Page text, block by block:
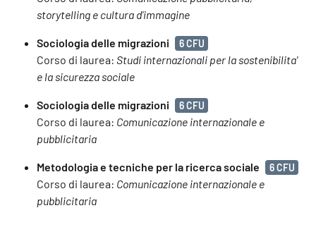
storytelling e cultura d'immagine
Sociologia delle migrazioni 6 CFU
Corso di laurea: Studi internazionali per la sostenibilita'
e la sicurezza sociale
Sociologia delle migrazioni 6 CFU
Corso di laurea: Comunicazione internazionale e
pubblicitaria
Metodologia e tecniche per la ricerca sociale 6 CFU
Corso di laurea: Comunicazione internazionale e
pubblicitaria